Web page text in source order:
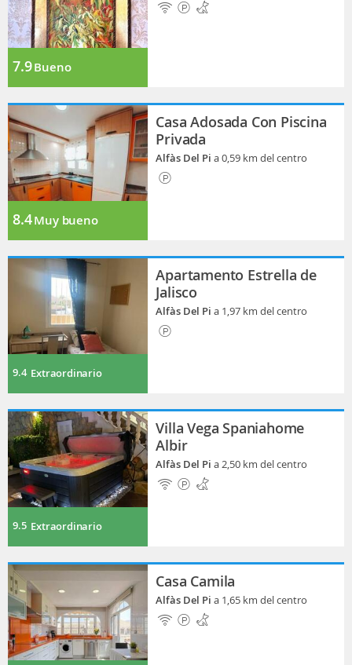
7.9Bueno
8.4Muy bueno
Casa Adosada Con Piscina
Privada
Alfàs Del Pia 0,59 km del centro
9.4 Extraordinario
Apartamento Estrella de
Jalisco
Alfàs Del Pia 1,97 km del centro
9.5 Extraordinario
Villa Vega Spaniahome
Albir
Alfàs Del Pia 2,50 km del centro
Casa Camila
Alfàs Del Pia 1,65 km del centro